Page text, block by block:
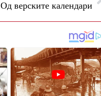
Од верските календари